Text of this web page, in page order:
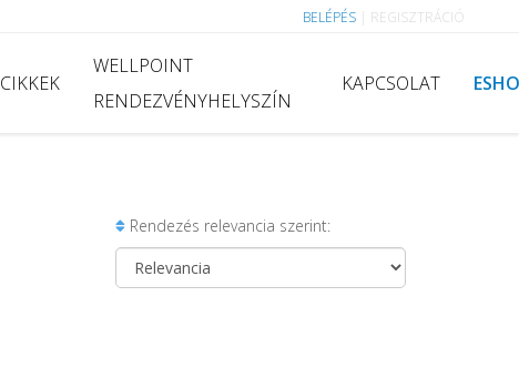
BELÉPÉS REGISZTRÁCIÓ
CIKKEK
WELLPOINT
RENDEZVÉNYHELYSZÍN
KAPCSOLAT
Rendezés relevancia szerint: